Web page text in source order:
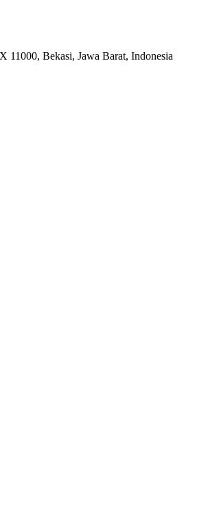
11000, Bekasi, Jawa Barat, Indonesia